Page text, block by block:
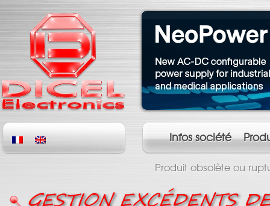
Infos société
Produit obsolète ou